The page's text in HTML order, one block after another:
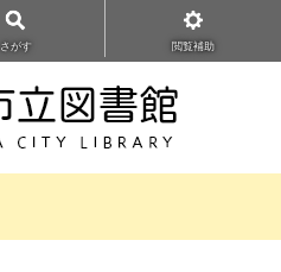
さがす 閲覧補助